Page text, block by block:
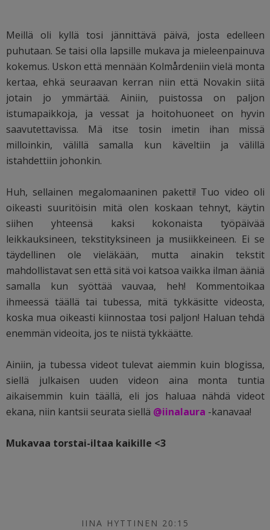
Meillä oli kyllä tosi jännittävä päivä, josta edelleen
puhutaan. Se taisi olla lapsille mukava ja mieleenpainuva
kokemus. Uskon että mennään Kolmårdeniin vielä monta
kertaa, ehkä seuraavan kerran niin että Novakin siitä
jotain jo ymmärtää. Ainiin, puistossa on paljon
istumapaikkoja, ja vessat ja hoitohuoneet on hyvin
saavutettavissa. Mä itse tosin imetin ihan missä
milloinkin, välillä samalla kun käveltiin ja välillä
istahdettiin johonkin.
Huh, sellainen megalomaaninen paketti! Tuo video oli
oikeasti suuritöisin mitä olen koskaan tehnyt, käytin
siihen yhteensä kaksi kokonaista työpäivää
leikkauksineen, tekstityksineen ja musiikkeineen. Ei se
täydellinen ole vieläkään, mutta ainakin tekstit
mahdollistavat sen että sitä voi katsoa vaikka ilman ääniä
samalla kun syöttää vauvaa, heh! Kommentoikaa
ihmeessä täällä tai tubessa, mitä tykkäsitte videosta,
koska mua oikeasti kiinnostaa tosi paljon! Haluan tehdä
enemmän videoita, jos te niistä tykkäätte.
Ainiin, ja tubessa videot tulevat aiemmin kuin blogissa,
siellä julkaisen uuden videon aina monta tuntia
aikaisemmin kuin täällä, eli jos haluaa nähdä videot
ekana, niin kantsii seurata siellä @iinalaura -kanavaa!
Mukavaa torstai-iltaa kaikille <3
IINA HYTTINEN 20:15